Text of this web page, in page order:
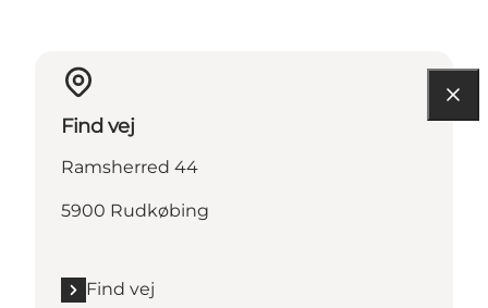
Find vej
Ramsherred 44
5900 Rudkøbing
Find vej